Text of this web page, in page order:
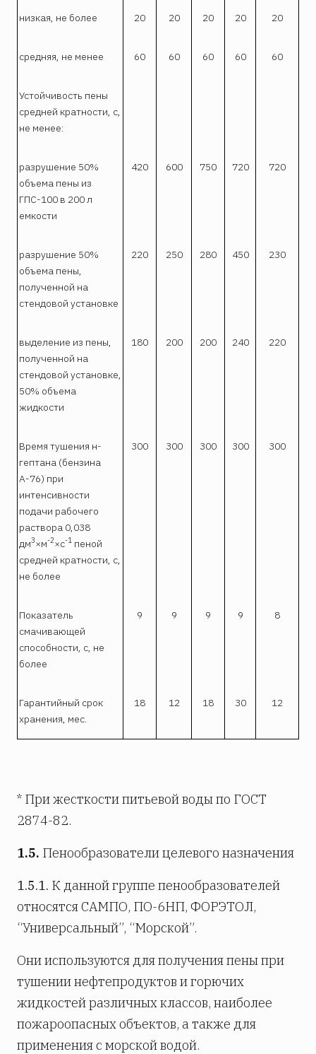
низкая, не более 20 20 20 20 20
средняя, не менее 60 60 60 60 60
Устойчивость пены
средней кратности, с,
не менее:
разрушение 50%
объема пены из
ГПС-100 в 200 л
емкости
420 600 750 720 720
разрушение 50%
объема пены,
полученной на
стендовой установке
220 250 280 450 230
выделение из пены,
полученной на
стендовой установке,
50% объема
жидкости
180 200 200 240 220
Время тушения н-
гептана (бензина
А-76) при
интенсивности
подачи рабочего
раствора 0,038
дм3×м-2×с-1пеной
средней кратности, с,
не более
300 300 300 300 300
Показатель
смачивающей
способности, с, не
более
9 9 9 9 8
Гарантийный срок
хранения, мес.
18 12 18 30 12
* При жесткости питьевой воды по ГОСТ
2874-82.
1.5. Пенообразователи целевого назначения
1.5.1. К данной группе пенообразователей
относятся САМПО, ПО-6НП, ФОРЭТОЛ,
“Универсальный”, “Морской”.
Они используются для получения пены при
тушении нефтепродуктов и горючих
жидкостей различных классов, наиболее
пожароопасных объектов, а также для
применения с морской водой.